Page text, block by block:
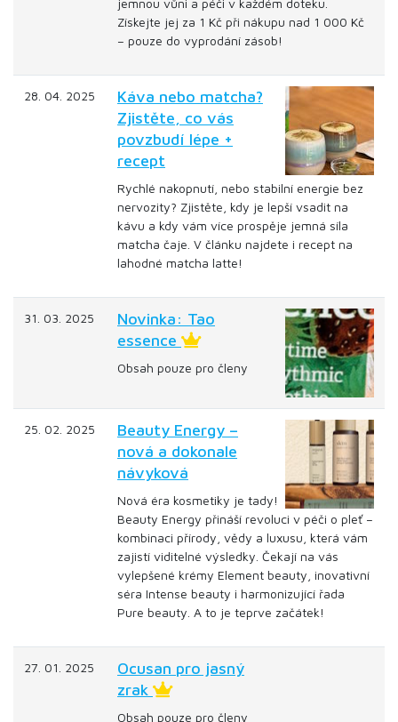
jemnou vůni a péči v každém doteku.
Získejte jej za 1 Kč při nákupu nad 1 000 Kč
– pouze do vyprodání zásob!
28. 04. 2025
Káva nebo matcha?
Zjistěte, co vás
povzbudí lépe +
recept
Rychlé nakopnutí, nebo stabilní energie bez
nervozity? Zjistěte, kdy je lepší vsadit na
kávu a kdy vám více prospěje jemná síla
matcha čaje. V článku najdete i recept na
lahodné matcha latte!
31. 03. 2025
Novinka: Tao
essence
Obsah pouze pro členy
25. 02. 2025
Beauty Energy –
nová a dokonale
návyková
Nová éra kosmetiky je tady!
Beauty Energy přináší revoluci v péči o pleť –
kombinaci přírody, vědy a luxusu, která vám
zajistí viditelné výsledky. Čekají na vás
vylepšené krémy Element beauty, inovativní
séra Intense beauty i harmonizující řada
Pure beauty. A to je teprve začátek!
27. 01. 2025
Ocusan pro jasný
zrak
Obsah pouze pro členy